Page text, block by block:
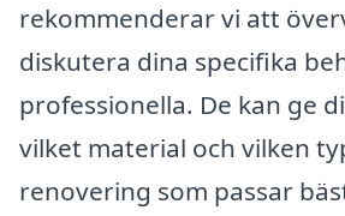
rekommenderar vi att
diskutera dina specifika
professionella. De kan ge
vilket material och vilken
renovering som passar